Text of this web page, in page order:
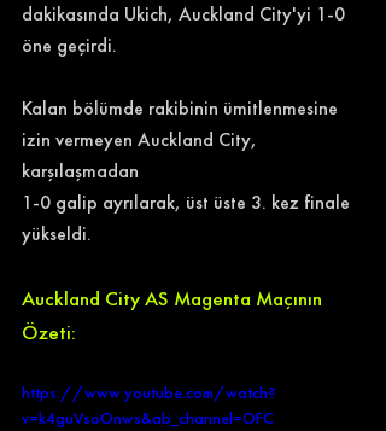
dakikasında Ukich, Auckland City'yi 1-0
öne geçirdi.
Kalan bölümde rakibinin ümitlenmesine
izin vermeyen Auckland City,
karşılaşmadan
1-0 galip ayrılarak, üst üste 3. kez finale
yükseldi.
Auckland City AS Magenta Maçının
Özeti:
https://www.youtube.com/watch?
v=k4guVsoOnws&ab_channel=OFC